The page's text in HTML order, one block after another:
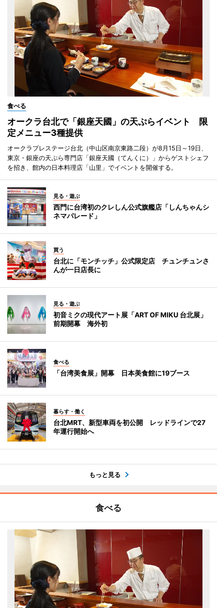
食べる
オークラ台北で「銀座天國」の天ぷらイベント 限
定メニュー3種提供
オークラプレステージ台北（中山区南京東路二段）が8月15日～19日、
東京・銀座の天ぷら専門店「銀座天國（てんくに）」からゲストシェフ
を招き、館内の日本料理店「山里」でイベントを開催する。
見る・遊ぶ
西門に台湾初のクレしん公式旗艦店「しんちゃんシ
ネマパレード」
買う
台北に「モンチッチ」公式限定店 チュンチュンさ
んが一日店長に
見る・遊ぶ
初音ミクの現代アート展「ART OF MIKU 台北展」
前期開幕 海外初
食べる
「台湾美食展」開幕 日本美食館に19ブース
暮らす・働く
台北MRT、新型車両を初公開 レッドラインで27
年運行開始へ
もっと見る
食べる